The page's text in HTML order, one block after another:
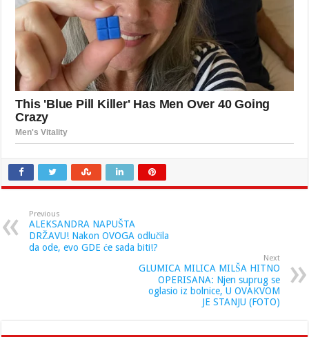
Previous
ALEKSANDRA NAPUŠTA
DRŽAVU! Nakon OVOGA odlučila
da ode, evo GDE će sada biti!?
Next
GLUMICA MILICA MILŠA HITNO
OPERISANA: Njen suprug se
oglasio iz bolnice, U OVAKVOM
JE STANJU (FOTO)